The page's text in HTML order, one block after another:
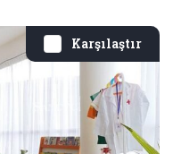
Karşılaştır